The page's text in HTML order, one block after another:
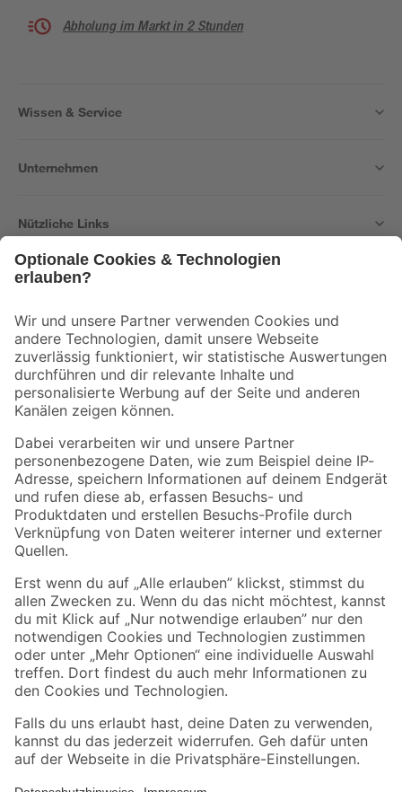
Abholung im Markt in 2 Stunden
Wissen & Service
Unternehmen
Nützliche Links
Der toom Newsletter: Keine Angebote und Aktionen mehr verpassen!
Zur Newsletter Anmeldung
Folge uns
Zahlungsarten Versandarten
Sicher einkaufen
Jetzt die toom-App herunterladen
Alle Preisangaben in EUR inkl. gesetzl. MwSt.. Die dargestellten Angebote sind unter
Umständen nicht in allen Märkten verfügbar. Die angegebenen Verfügbarkeiten beziehen
Produkte nur solange der Vorrat reicht.